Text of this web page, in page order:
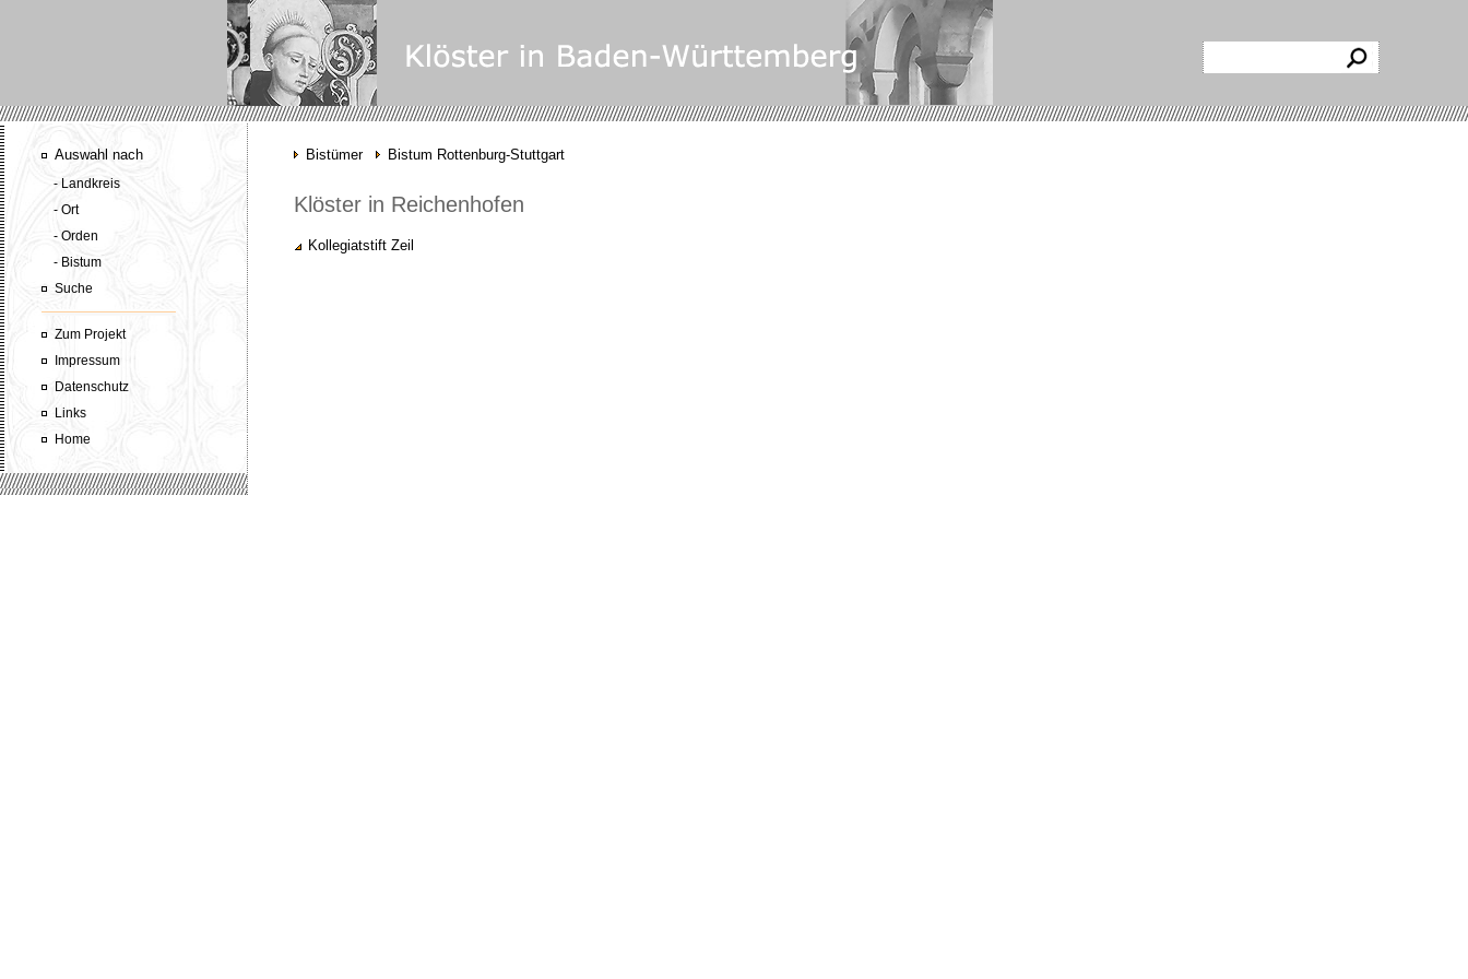
Auswahl nach
- Landkreis
- Ort
- Orden
- Bistum
Suche
Zum Projekt
Impressum
Datenschutz
Links
Home
Bistümer Bistum Rottenburg-Stuttgart
Klöster in Reichenhofen
Kollegiatstift Zeil